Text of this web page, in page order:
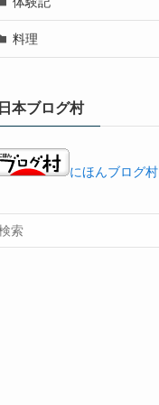
料理
日本ブログ村
にほんブログ村